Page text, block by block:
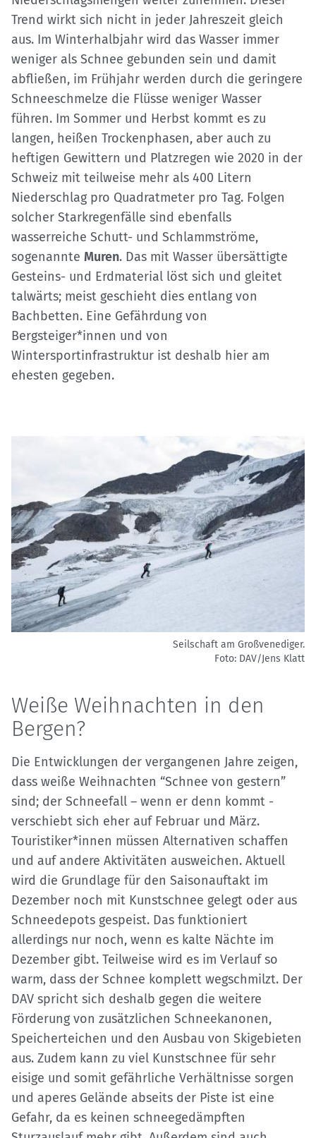
Trend wirkt sich nicht in jeder Jahreszeit gleich
aus. Im Winterhalbjahr wird das Wasser immer
weniger als Schnee gebunden sein und damit
abfließen, im Frühjahr werden durch die geringere
Schneeschmelze die Flüsse weniger Wasser
führen. Im Sommer und Herbst kommt es zu
langen, heißen Trockenphasen, aber auch zu
heftigen Gewittern und Platzregen wie 2020 in der
Schweiz mit teilweise mehr als 400 Litern
Niederschlag pro Quadratmeter pro Tag. Folgen
solcher Starkregenfälle sind ebenfalls
wasserreiche Schutt- und Schlammströme,
sogenannte Muren. Das mit Wasser übersättigte
Gesteins- und Erdmaterial löst sich und gleitet
talwärts; meist geschieht dies entlang von
Bachbetten. Eine Gefährdung von
Bergsteiger*innen und von
Wintersportinfrastruktur ist deshalb hier am
ehesten gegeben.
Seilschaft am Großvenediger.
Foto: DAV/Jens Klatt
Weiße Weihnachten in den
Bergen?
Die Entwicklungen der vergangenen Jahre zeigen,
dass weiße Weihnachten “Schnee von gestern”
sind; der Schneefall – wenn er denn kommt -
verschiebt sich eher auf Februar und März.
Touristiker*innen müssen Alternativen schaffen
und auf andere Aktivitäten ausweichen. Aktuell
wird die Grundlage für den Saisonauftakt im
Dezember noch mit Kunstschnee gelegt oder aus
Schneedepots gespeist. Das funktioniert
allerdings nur noch, wenn es kalte Nächte im
Dezember gibt. Teilweise wird es im Verlauf so
warm, dass der Schnee komplett wegschmilzt. Der
DAV spricht sich deshalb gegen die weitere
Förderung von zusätzlichen Schneekanonen,
Speicherteichen und den Ausbau von Skigebieten
aus. Zudem kann zu viel Kunstschnee für sehr
eisige und somit gefährliche Verhältnisse sorgen
und aperes Gelände abseits der Piste ist eine
Gefahr, da es keinen schneegedämpften